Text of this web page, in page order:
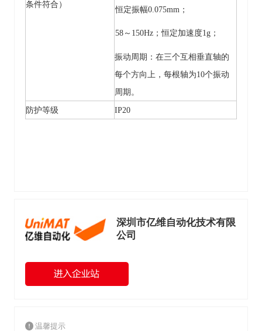
条件符合）
恒定振幅0.075mm；
58～150Hz；恒定加速度1g；
振动周期：在三个互相垂直轴的
每个方向上，每根轴为10个振动
周期。
防护等级 IP20
深圳市亿维自动化技术有限
公司
温馨提示